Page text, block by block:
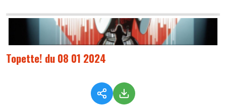
Topette! du 08 01 2024